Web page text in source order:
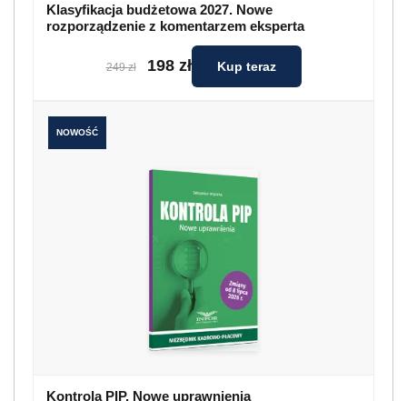
Klasyfikacja budżetowa 2027. Nowe
rozporządzenie z komentarzem eksperta
249 zł 198 zł Kup teraz
NOWOŚĆ
Kontrola PIP. Nowe uprawnienia